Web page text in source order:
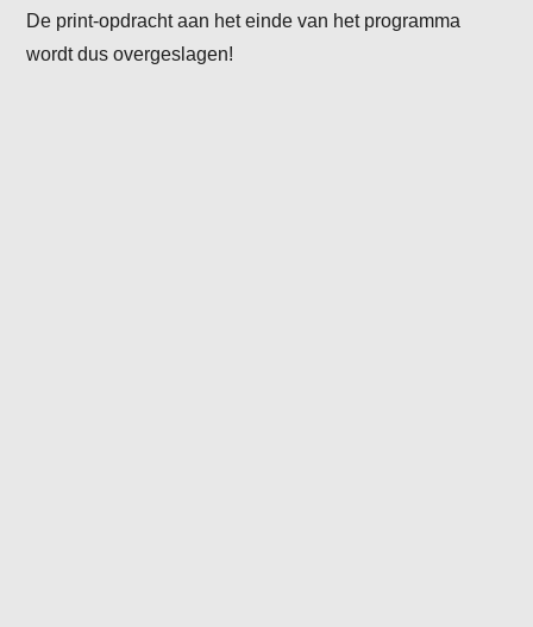
De print-opdracht aan het einde van het programma
wordt dus overgeslagen!